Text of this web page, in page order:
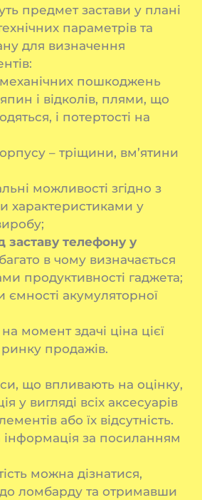
предмет застави у плані
параметрів та
для визначення
механічних пошкоджень
і відколів, плями, що
і потертості на
– тріщини, вм’ятини
можливості згідно з
характеристиками у
заставу телефону у
багато в чому визначається
продуктивності гаджета;
ємності акумуляторної
момент здачі ціна цієї
продажів.
що впливають на оцінку,
у вигляді всіх аксесуарів
або їх відсутність.
інформація за посиланням
можна дізнатися,
ломбарду та отримавши